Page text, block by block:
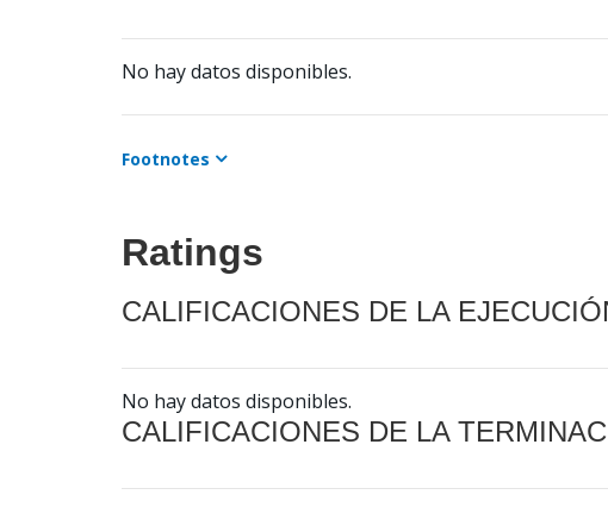
No hay datos disponibles.
Footnotes
Ratings
CALIFICACIONES DE LA
No hay datos disponibles.
CALIFICACIONES DE LA